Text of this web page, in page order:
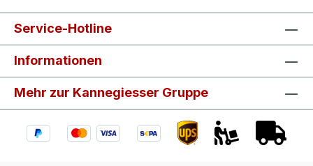
Service-Hotline
Informationen
Mehr zur Kannegiesser Gruppe